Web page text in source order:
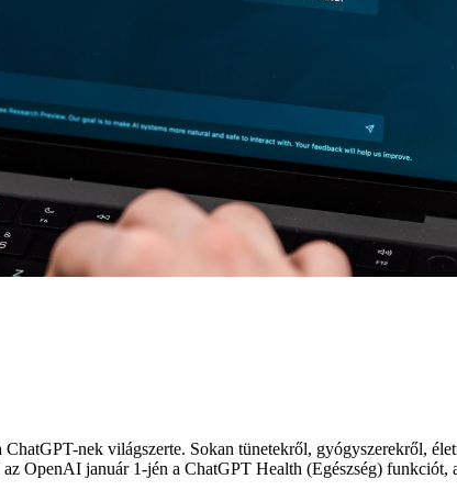
nek világszerte. Sokan tünetekről, gyógyszerekről,
OpenAI január 1-jén a ChatGPT Health (Egészség) funkciót,